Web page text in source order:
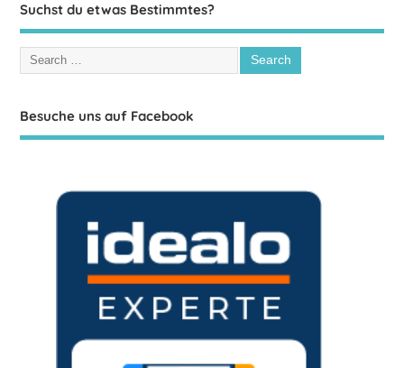
Suchst du etwas Bestimmtes?
Besuche uns auf Facebook